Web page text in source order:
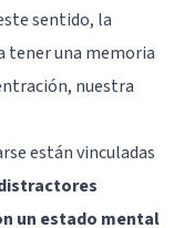
sentido, la
tener una memoria
nuestra
están vinculadas
un estado mental